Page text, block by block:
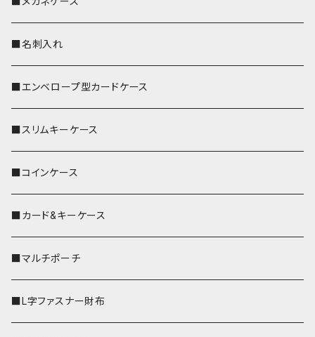
■名刺入れ
■エンベロープ型カードケース
■スリムキーケース
■コインケース
■カード&キーケース
■マルチポーチ
■L字ファスナー財布